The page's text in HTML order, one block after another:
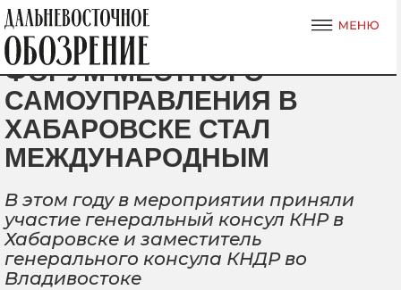
ФОРУМ МЕСТНОГО
САМОУПРАВЛЕНИЯ В
ХАБАРОВСКЕ СТАЛ
МЕЖДУНАРОДНЫМ
В этом году в мероприятии приняли
участие генеральный консул КНР в
Хабаровске и заместитель
генерального консула КНДР во
Владивостоке